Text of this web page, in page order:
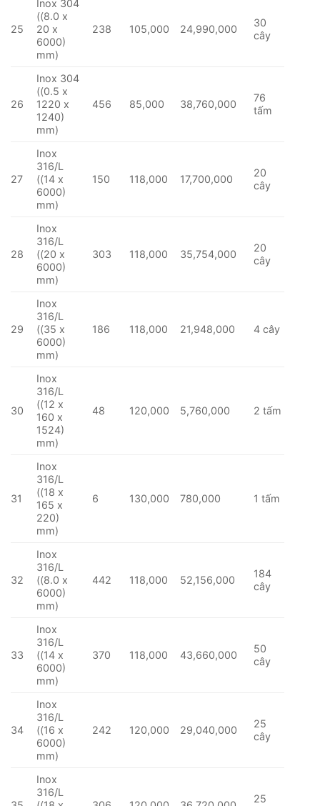
25
Inox 304
((8.0 x
20 x
6000)
mm)
238 105,000 24,990,000
30
cây
26
Inox 304
((0.5 x
1220 x
1240)
mm)
456 85,000 38,760,000
76
tấm
27
Inox
316/L
((14 x
6000)
mm)
150 118,000 17,700,000
20
cây
28
Inox
316/L
((20 x
6000)
mm)
303 118,000 35,754,000
20
cây
29
Inox
316/L
((35 x
6000)
mm)
186 118,000 21,948,000 4 cây
30
Inox
316/L
((12 x
160 x
1524)
mm)
48 120,000 5,760,000 2 tấm
31
Inox
316/L
((18 x
165 x
220)
mm)
6 130,000 780,000 1 tấm
32
Inox
316/L
((8.0 x
6000)
mm)
442 118,000 52,156,000
184
cây
33
Inox
316/L
((14 x
6000)
mm)
370 118,000 43,660,000
50
cây
34
Inox
316/L
((16 x
6000)
mm)
242 120,000 29,040,000
25
cây
Inox
316/L
25